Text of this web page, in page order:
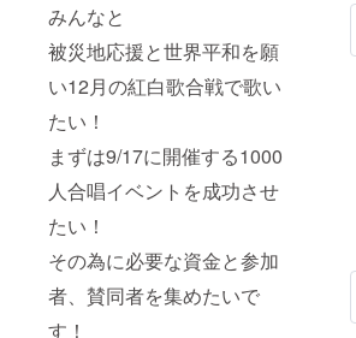
みんなと
被災地応援と世界平和を願
い12月の紅白歌合戦で歌い
たい！
まずは9/17に開催する1000
人合唱イベントを成功させ
たい！
その為に必要な資金と参加
者、賛同者を集めたいで
す！